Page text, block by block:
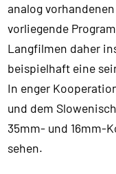
analog
vorliegende
Langfilmen daher
beispielhaft eine
In enger
und dem
35mm- und 16mm-
sehen.